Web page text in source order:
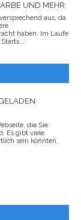
UND MEHR
aus, da
haben. Im Laufe
die Sie
Es gibt viele
sein könnten,